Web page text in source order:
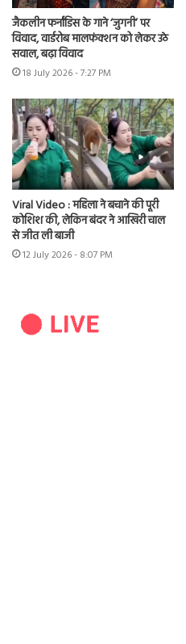
जैकलीन फर्नांडिस के गाने ‘जुगनी’ पर
विवाद, वार्डरोब मालफंक्शन को लेकर उठे
सवाल, बढ़ा विवाद
18 July 2026 - 7:27 PM
Viral Video : महिला ने बचाने की पूरी
कोशिश की, लेकिन बंदर ने आखिरी चाल
से जीत ली बाजी
12 July 2026 - 8:07 PM